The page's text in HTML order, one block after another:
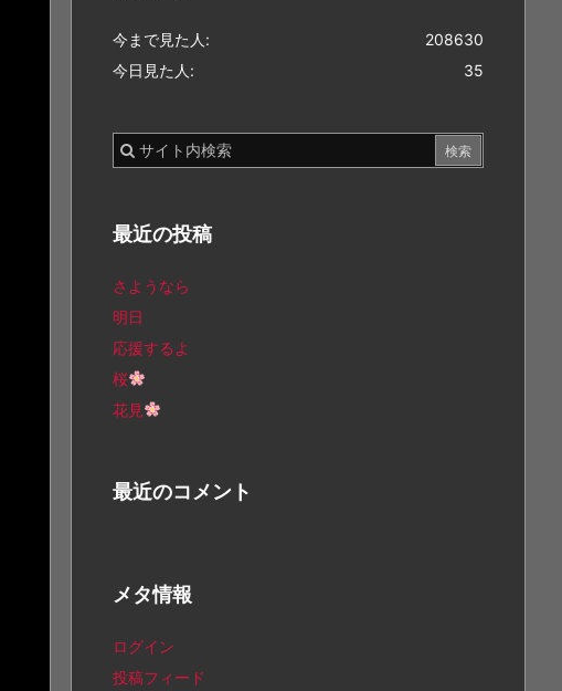
208630
今まで見た人:
35
今日見た人:
最近の投稿
さようなら
明日
応援するよ
桜
花見
最近のコメント
メタ情報
ログイン
投稿フィード